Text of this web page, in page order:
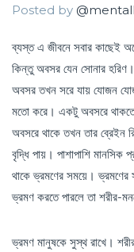
Posted by
ব্যস্ত এ জীবনে সবার কাছেই
কিন্তু অবসর যেন সোনার
অবসর তখন সরে যায় যোজন
মতো করে। একটু অবসরে
অবসরে থাকে তখন তার ব্রেইন
বৃদ্ধি পায়। পাশাপাশি মানসিক
থাকে ভ্রমণের সময়ে।
ভ্রমণ করতে পারলে তা শরীর-
ভ্রমণ মানুষকে সুস্থ রাখে।